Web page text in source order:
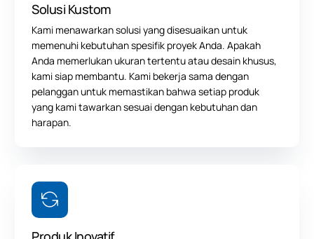
Solusi Kustom
Kami menawarkan solusi yang disesuaikan untuk
memenuhi kebutuhan spesifik proyek Anda. Apakah
Anda memerlukan ukuran tertentu atau desain khusus,
kami siap membantu. Kami bekerja sama dengan
pelanggan untuk memastikan bahwa setiap produk
yang kami tawarkan sesuai dengan kebutuhan dan
harapan.